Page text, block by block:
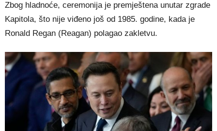
Zbog hladnoće, ceremonija je premještena unutar zgrade
Kapitola, što nije viđeno još od 1985. godine, kada je
Ronald Regan (Reagan) polagao zakletvu.